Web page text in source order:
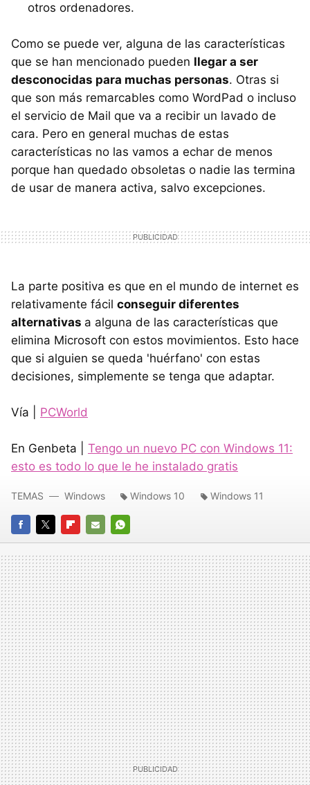
otros ordenadores.
Como se puede ver, alguna de las características
que se han mencionado pueden llegar a ser
desconocidas para muchas personas. Otras si
que son más remarcables como WordPad o incluso
el servicio de Mail que va a recibir un lavado de
cara. Pero en general muchas de estas
características no las vamos a echar de menos
porque han quedado obsoletas o nadie las termina
de usar de manera activa, salvo excepciones.
La parte positiva es que en el mundo de internet es
relativamente fácil conseguir diferentes
alternativas a alguna de las características que
elimina Microsoft con estos movimientos. Esto hace
que si alguien se queda 'huérfano' con estas
decisiones, simplemente se tenga que adaptar.
Vía | PCWorld
En Genbeta | Tengo un nuevo PC con Windows 11:
esto es todo lo que le he instalado gratis
FACEBOOK
TWITTERFLIPBOARD
E-
MAIL
WHATSAPP
TEMAS Windows Windows 10 Windows 11